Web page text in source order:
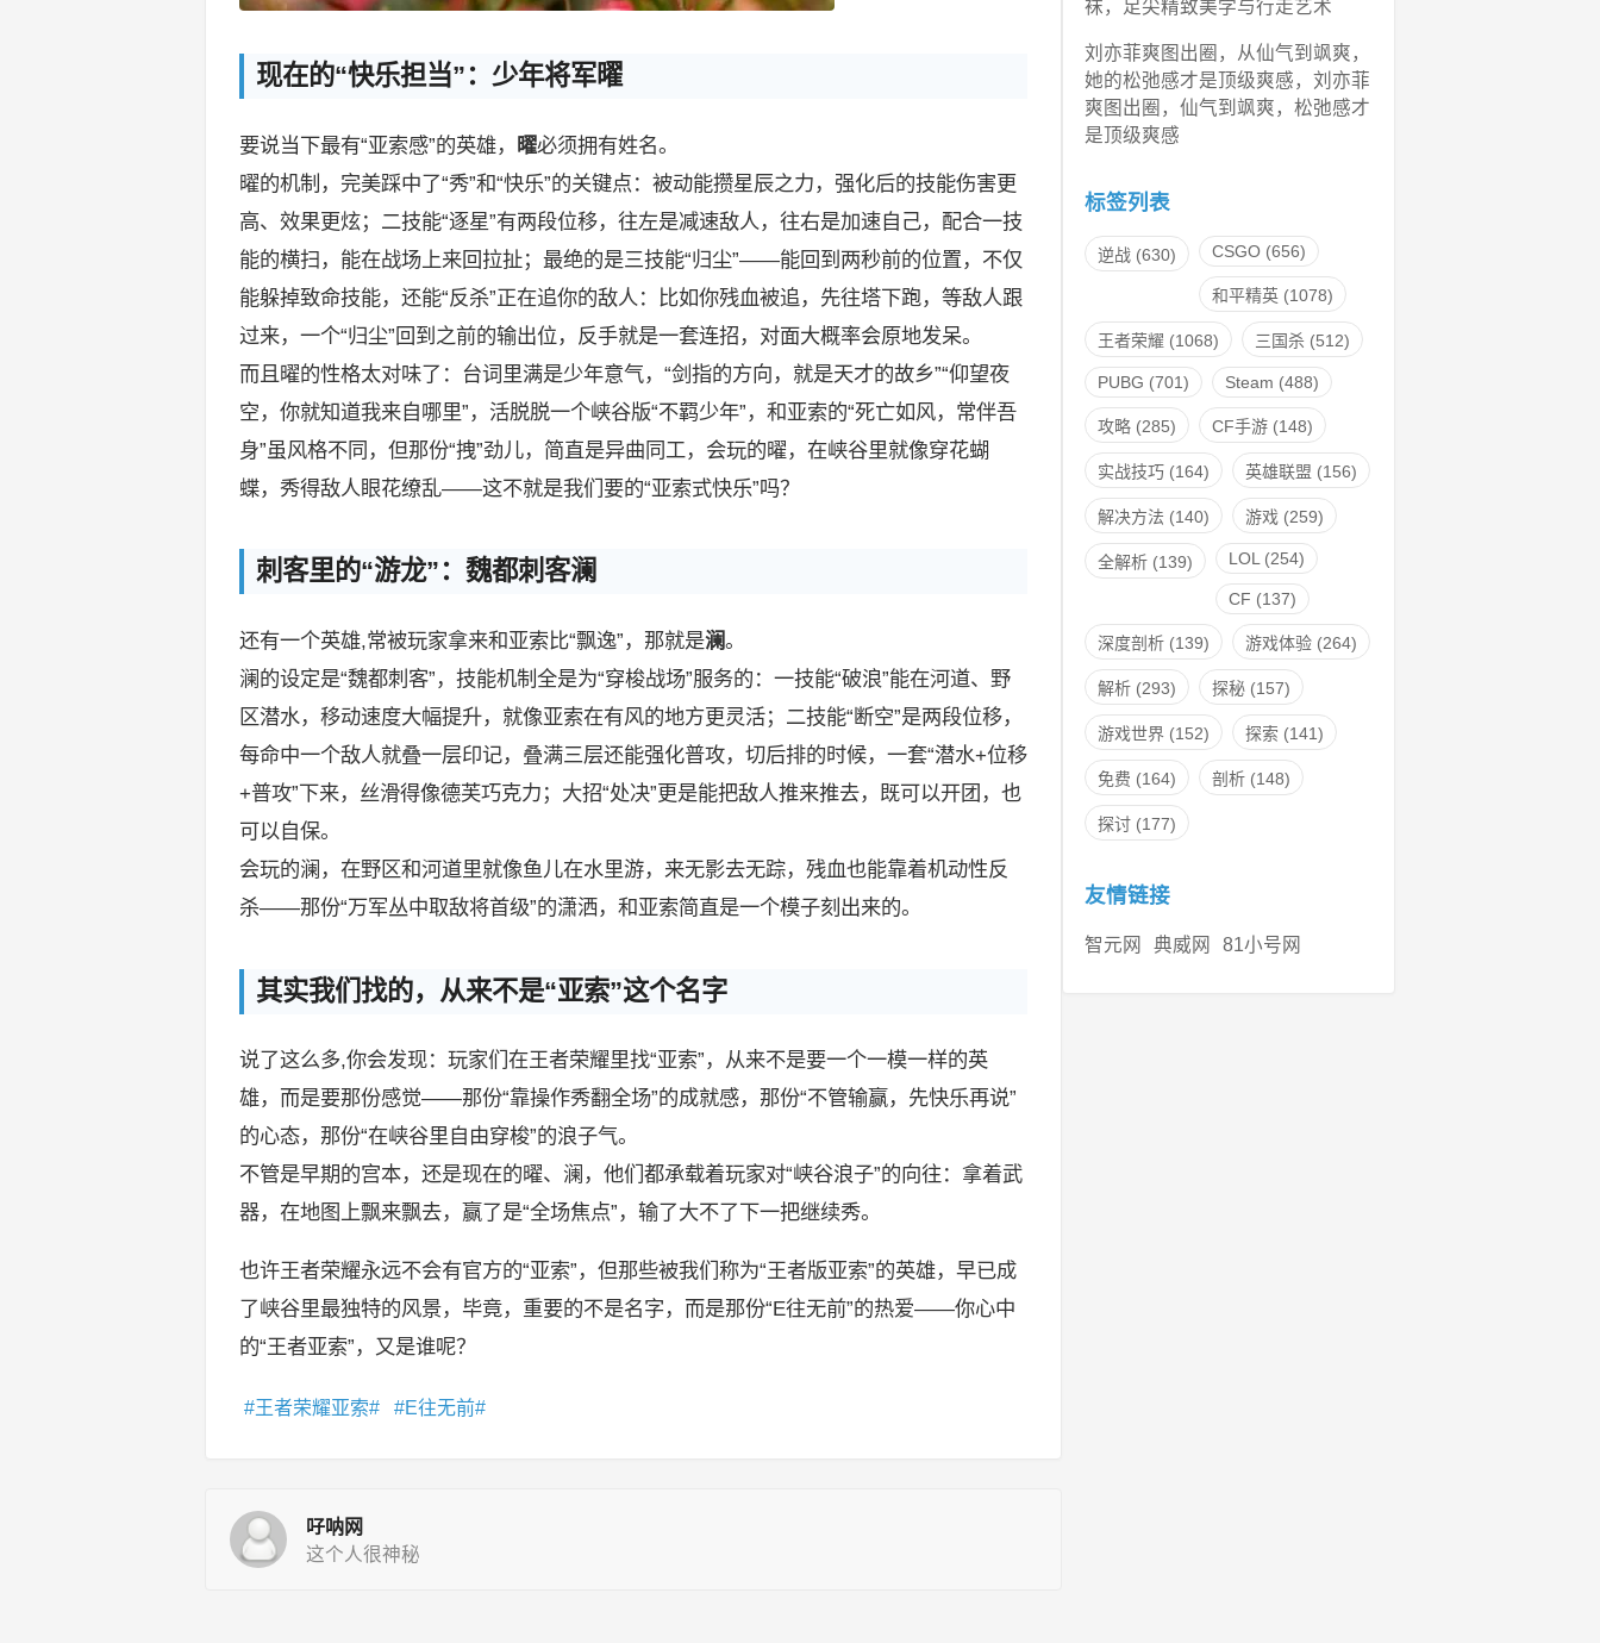
现在的“快乐担当”：少年将军曜
要说当下最有“亚索感”的英雄， 曜必须拥有姓名。
曜的机制，完美踩中了“秀”和“快乐”的关键点：被动能攒星辰之力，强化后的技能伤害更
高、效果更炫；二技能“逐星”有两段位移，往左是减速敌人，往右是加速自己，配合一技
能的横扫，能在战场上来回拉扯；最绝的是三技能“归尘”——能回到两秒前的位置，不仅
能躲掉致命技能，还能“反杀”正在追你的敌人：比如你残血被追，先往塔下跑，等敌人跟
过来，一个“归尘”回到之前的输出位，反手就是一套连招，对面大概率会原地发呆。
而且曜的性格太对味了：台词里满是少年意气，“剑指的方向，就是天才的故乡”“仰望夜
空，你就知道我来自哪里”，活脱脱一个峡谷版“不羁少年”，和亚索的“死亡如风，常伴吾
身”虽风格不同，但那份“拽”劲儿，简直是异曲同工，会玩的曜，在峡谷里就像穿花蝴
蝶，秀得敌人眼花缭乱——这不就是我们要的“亚索式快乐”吗？
刺客里的“游龙”：魏都刺客澜
还有一个英雄,常被玩家拿来和亚索比“飘逸”，那就是澜。
澜的设定是“魏都刺客”，技能机制全是为“穿梭战场”服务的：一技能“破浪”能在河道、野
区潜水，移动速度大幅提升，就像亚索在有风的地方更灵活；二技能“断空”是两段位移，
每命中一个敌人就叠一层印记，叠满三层还能强化普攻，切后排的时候，一套“潜水+位移
+普攻”下来，丝滑得像德芙巧克力；大招“处决”更是能把敌人推来推去，既可以开团，也
可以自保。
会玩的澜，在野区和河道里就像鱼儿在水里游，来无影去无踪，残血也能靠着机动性反
杀——那份“万军丛中取敌将首级”的潇洒，和亚索简直是一个模子刻出来的。
其实我们找的，从来不是“亚索”这个名字
说了这么多,你会发现：玩家们在王者荣耀里找“亚索”，从来不是要一个一模一样的英
雄，而是要那份感觉——那份“靠操作秀翻全场”的成就感，那份“不管输赢，先快乐再说”
的心态，那份“在峡谷里自由穿梭”的浪子气。
不管是早期的宫本，还是现在的曜、澜，他们都承载着玩家对“峡谷浪子”的向往：拿着武
器，在地图上飘来飘去，赢了是“全场焦点”，输了大不了下一把继续秀。
也许王者荣耀永远不会有官方的“亚索”，但那些被我们称为“王者版亚索”的英雄，早已成
了峡谷里最独特的风景，毕竟，重要的不是名字，而是那份“E往无前”的热爱——你心中
的“王者亚索”，又是谁呢？
王者荣耀亚索 E往无前
吇呐网
这个人很神秘
袜，足尖精致美学与行走艺术
刘亦菲爽图出圈，从仙气到飒爽，
她的松弛感才是顶级爽感，刘亦菲
爽图出圈，仙气到飒爽，松弛感才
是顶级爽感
标签列表
逆战 (630) CSGO (656)
和平精英 (1078)
王者荣耀 (1068) 三国杀 (512)
PUBG (701) Steam (488)
攻略 (285) CF手游 (148)
实战技巧 (164) 英雄联盟 (156)
解决方法 (140) 游戏 (259)
全解析 (139) LOL (254)
CF (137)
深度剖析 (139) 游戏体验 (264)
解析 (293) 探秘 (157)
游戏世界 (152) 探索 (141)
免费 (164) 剖析 (148)
探讨 (177)
友情链接
智元网 典威网 81小号网